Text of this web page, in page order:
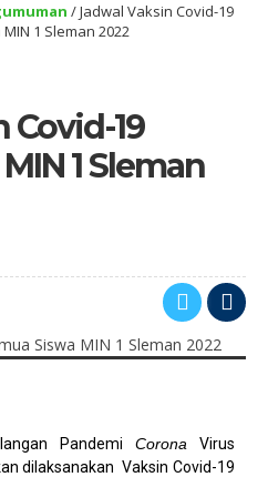
/Jadwal Vaksin Covid-19
1 Sleman 2022
Covid-19
1 Sleman
Pandemi Corona Virus
dilaksanakan Vaksin Covid-19